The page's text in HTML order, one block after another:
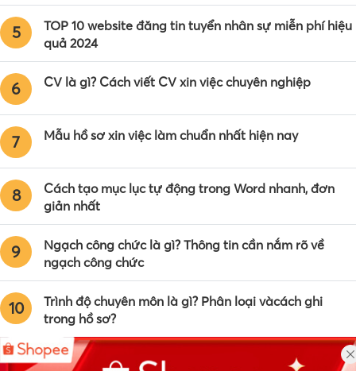
5
TOP 10 website đăng tin tuyển nhân sự miễn phí hiệu
quả 2024
6 CV là gì? Cách viết CV xin việc chuyên nghiệp
7 Mẫu hồ sơ xin việc làm chuẩn nhất hiện nay
8
Cách tạo mục lục tự động trong Word nhanh, đơn
giản nhất
9
Ngạch công chức là gì? Thông tin cần nắm rõ về
ngạch công chức
10
Trình độ chuyên môn là gì? Phân loại vàcách ghi
trong hồ sơ?